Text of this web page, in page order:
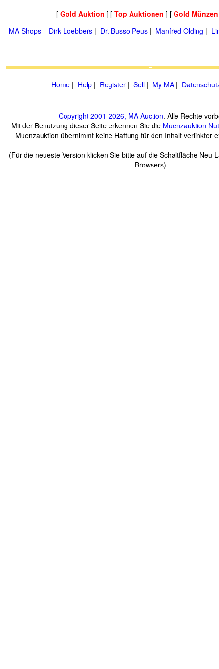
[ Gold Auktion ] [ Top Auktionen ] [ Gold
MA-Shops | Dirk Loebbers | Dr. Busso Peus | Manfred Olding |
Home | Help | Register | Sell | My MA |
Copyright 2001-2026, MA Auction. Alle Rechte
Mit der Benutzung dieser Seite erkennen Sie die Muenzauktion
Muenzauktion übernimmt keine Haftung für den Inhalt verlinkter
(Für die neueste Version klicken Sie bitte auf die Schaltfläche Neu
Browsers)